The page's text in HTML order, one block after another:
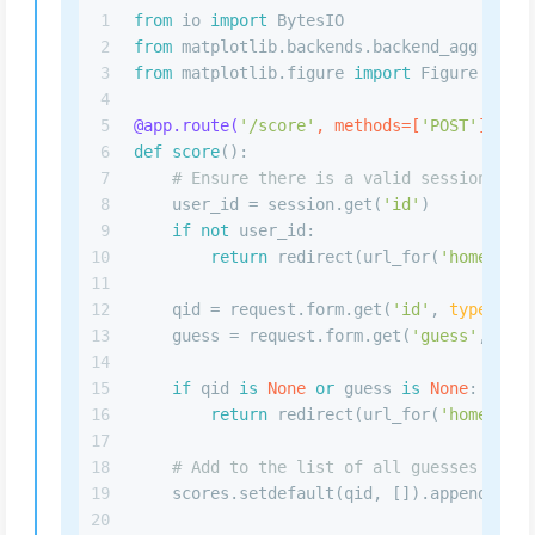
1
2
3
4
5
6
7
8
9
10
11
12
13
14
15
16
17
18
19
20
from io import BytesIO
from matplotlib.backends.backend_agg
from matplotlib.figure import Figure
@app.route( '/score' , methods=[ 'POST' ]
def score():
# Ensure there is a valid session
    user_id = session.get(
'id' )
if not user_id:
return redirect(url_for( 'home'
    qid = request.form.get(
'id' , type
    guess = request.form.get(
'guess' ,
if qid is None or guess is None:
return redirect(url_for( 'home'
# Add to the list of all guesses for
scores.setdefault(qid,